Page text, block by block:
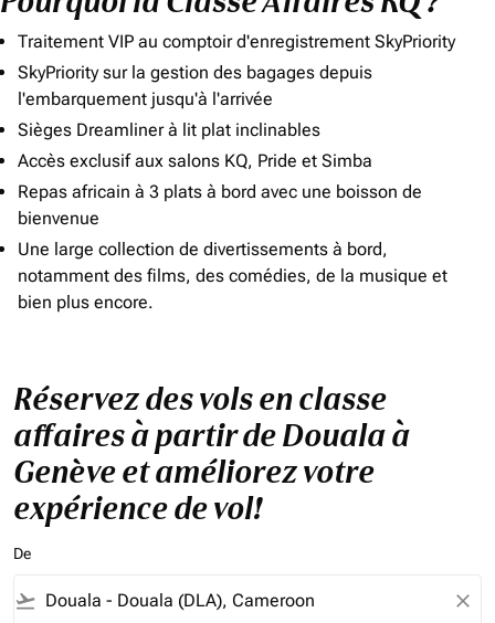
Traitement VIP au comptoir d'enregistrement SkyPriority
SkyPriority sur la gestion des bagages depuis
l'embarquement jusqu'à l'arrivée
Sièges Dreamliner à lit plat inclinables
Accès exclusif aux salons KQ, Pride et Simba
Repas africain à 3 plats à bord avec une boisson de
bienvenue
Une large collection de divertissements à bord,
notamment des films, des comédies, de la musique et
bien plus encore.
Réservez des vols en classe
affaires à partir de Douala à
Genève et améliorez votre
expérience de vol!
De
flight_takeoff close